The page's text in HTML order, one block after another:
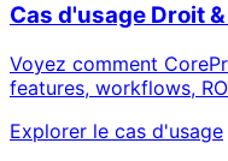
Cas d'usage Droit
Voyez comment
features, workflows,
Explorer le cas d'usage